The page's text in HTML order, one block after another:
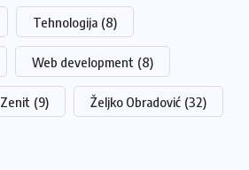
Tehnologija (8)
Web development (8)
Zenit (9) Željko Obradović (32)